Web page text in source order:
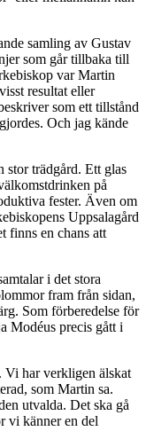
samling av Gustav
som går tillbaka till
var Martin
resultat eller
som ett tillstånd
Och jag kände
trädgård. Ett glas
på
fester. Även om
Uppsalagård
finns en chans att
i det stora
fram från sidan,
Som förberedelse för
Modéus precis gått i
Vi har verkligen älskat
som Martin sa.
utvalda. Det ska gå
vi känner en del